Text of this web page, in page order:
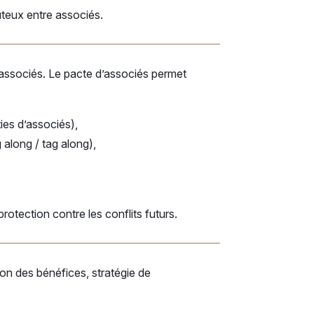
entre associés.
Le pacte d’associés permet
d’associés),
/ tag along),
contre les conflits futurs.
des bénéfices, stratégie de